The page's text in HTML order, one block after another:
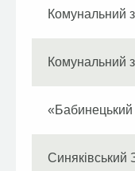
Комунальний
Комунальний